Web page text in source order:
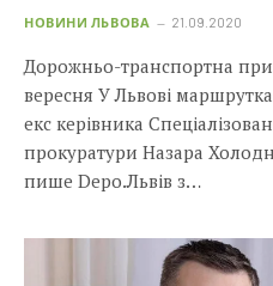
НОВИНИ ЛЬВОВА 21.09.2020
Дорожньо-транспортна
вересня У Львові
екс керівника
прокуратури Назара
пише Depo.Львів з…